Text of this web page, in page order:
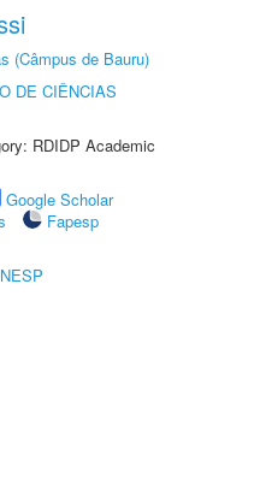
(Câmpus de Bauru)
DE CIÊNCIAS
RDIDP Academic
Google Scholar
Fapesp